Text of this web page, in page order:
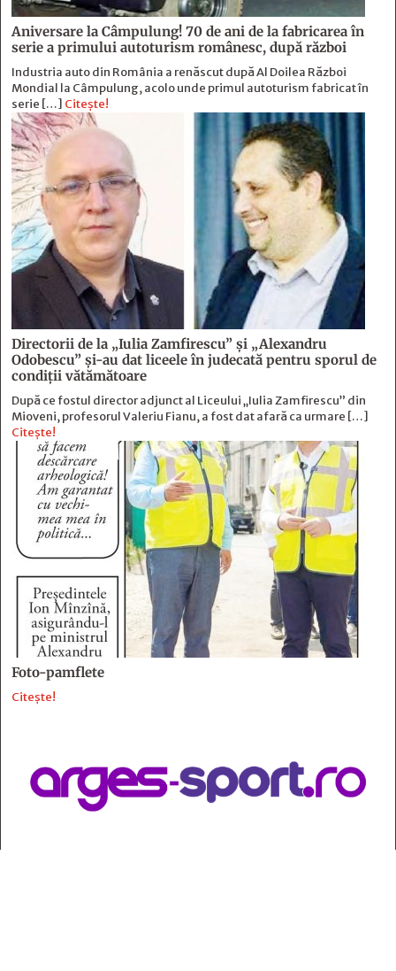
Aniversare la Câmpulung! 70 de ani de la fabricarea în
serie a primului autoturism românesc, după război
Industria auto din România a renăscut după Al Doilea Război
Mondial la Câmpulung, acolo unde primul autoturism fabricat în
serie […] Citește!
Directorii de la „Iulia Zamfirescu” și „Alexandru
Odobescu” și-au dat liceele în judecată pentru sporul de
condiții vătămătoare
După ce fostul director adjunct al Liceului „Iulia Zamfirescu” din
Mioveni, profesorul Valeriu Fianu, a fost dat afară ca urmare […]
Citește!
Foto-pamflete
Citește!